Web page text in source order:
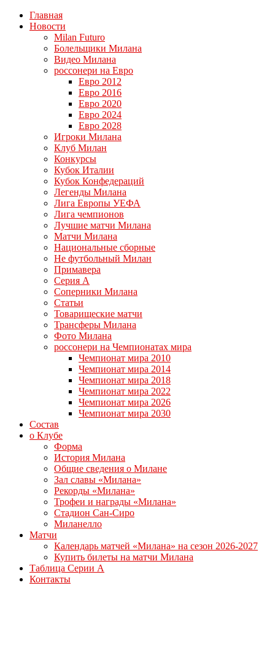
Главная
Новости
Milan Futuro
Болельщики Милана
Видео Милана
россонери на Евро
Евро 2012
Евро 2016
Евро 2020
Евро 2024
Евро 2028
Игроки Милана
Клуб Милан
Конкурсы
Кубок Италии
Кубок Конфедераций
Легенды Милана
Лига Европы УЕФА
Лига чемпионов
Лучшие матчи Милана
Матчи Милана
Национальные сборные
Не футбольный Милан
Примавера
Серия А
Соперники Милана
Статьи
Товарищеские матчи
Трансферы Милана
Фото Милана
россонери на Чемпионатах мира
Чемпионат мира 2010
Чемпионат мира 2014
Чемпионат мира 2018
Чемпионат мира 2022
Чемпионат мира 2026
Чемпионат мира 2030
Состав
о Клубе
Форма
История Милана
Общие сведения о Милане
Зал славы «Милана»
Рекорды «Милана»
Трофеи и награды «Милана»
Стадион Сан-Сиро
Миланелло
Матчи
Календарь матчей «Милана» на сезон 2026-2027
Купить билеты на матчи Милана
Таблица Серии А
Контакты